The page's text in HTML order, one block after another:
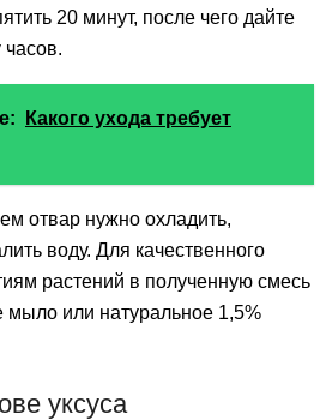
20 минут, после чего дайте
часов.
Какого ухода требует
отвар нужно охладить,
воду. Для качественного
растений в полученную смесь
мыло или натуральное 1,5%
уксуса